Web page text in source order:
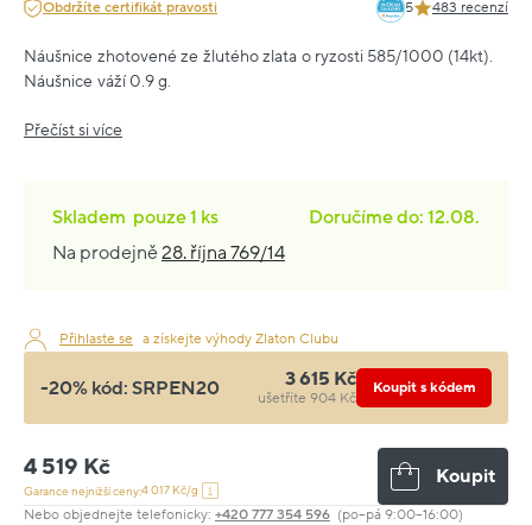
Obdržíte certifikát pravosti 5 483 recenzí
Náušnice zhotovené ze žlutého zlata o ryzosti 585/1000 (14kt).
Náušnice váží 0.9 g.
Přečíst si více
Skladem pouze1 ks
Doručíme do: 12.08.
Na prodejně28. října 769/14
Přihlaste se a získejte výhody Zlaton Clubu
-20% kód: SRPEN20 3 615 Kč
ušetříte 904 Kč
Koupit s kódem
4 519 Kč
Garance nejnižší ceny:4 017 Kč/g
Koupit
Nebo objednejte telefonicky: +420 777 354 596 (po–pá 9:00–16:00)